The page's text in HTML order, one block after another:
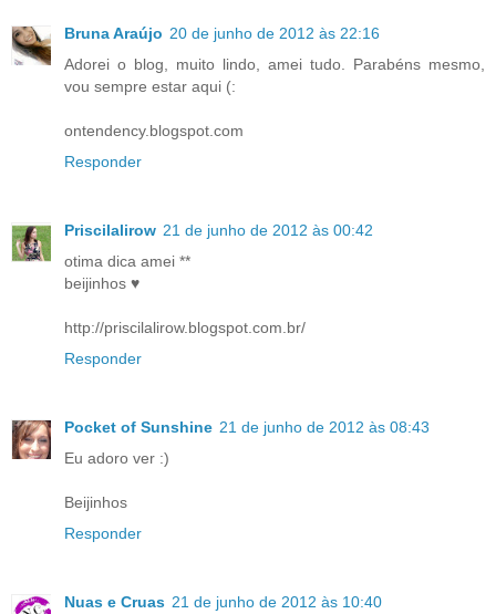
Bruna Araújo 20 de junho de 2012 às 22:16
Adorei o blog, muito lindo, amei tudo. Parabéns mesmo,
vou sempre estar aqui (:
ontendency.blogspot.com
Responder
Priscilalirow 21 de junho de 2012 às 00:42
otima dica amei **
beijinhos ♥
http://priscilalirow.blogspot.com.br/
Responder
Pocket of Sunshine 21 de junho de 2012 às 08:43
Eu adoro ver :)
Beijinhos
Responder
Nuas e Cruas 21 de junho de 2012 às 10:40